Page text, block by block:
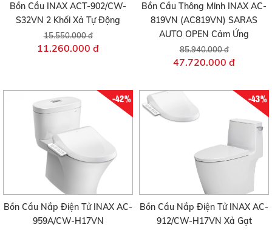
Bồn Cầu INAX ACT-902/CW-
S32VN 2 Khối Xả Tự Động
15.550.000 đ
11.260.000 đ
Bồn Cầu Thông Minh INAX AC-
819VN (AC819VN) SARAS
AUTO OPEN Cảm Ứng
85.940.000 đ
47.720.000 đ
-42%
Bồn Cầu Nắp Điện Tử INAX AC-
959A/CW-H17VN
-43%
Bồn Cầu Nắp Điện Tử INAX AC-
912/CW-H17VN Xả Gạt